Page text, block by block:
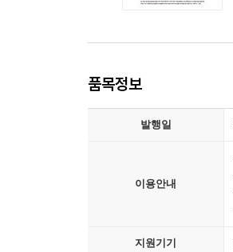
품목정보
발행일
이용안내
지원기기